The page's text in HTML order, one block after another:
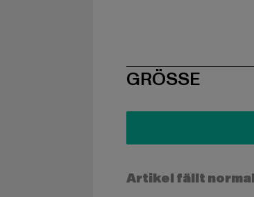
SIZE
GRÖSSE
Artikel fällt